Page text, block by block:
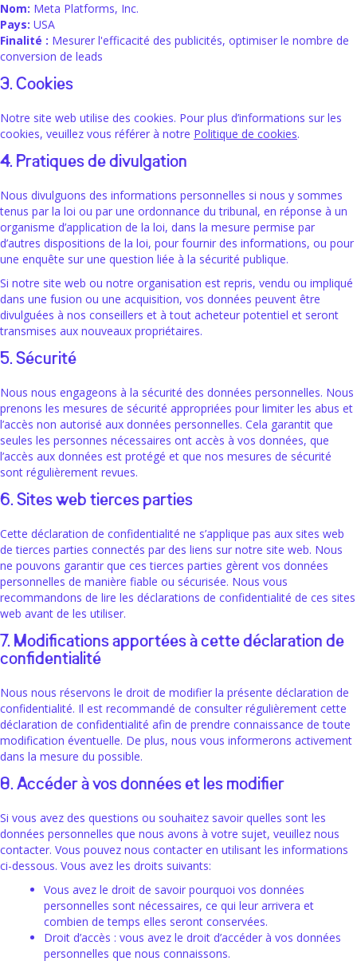
Nom: Meta Platforms, Inc.
Pays: USA
Finalité : Mesurer l'efficacité des publicités, optimiser le nombre de
conversion de leads
3. Cookies
Notre site web utilise des cookies. Pour plus d’informations sur les
cookies, veuillez vous référer à notre Politique de cookies.
4. Pratiques de divulgation
Nous divulguons des informations personnelles si nous y sommes
tenus par la loi ou par une ordonnance du tribunal, en réponse à un
organisme d’application de la loi, dans la mesure permise par
d’autres dispositions de la loi, pour fournir des informations, ou pour
une enquête sur une question liée à la sécurité publique.
Si notre site web ou notre organisation est repris, vendu ou impliqué
dans une fusion ou une acquisition, vos données peuvent être
divulguées à nos conseillers et à tout acheteur potentiel et seront
transmises aux nouveaux propriétaires.
5. Sécurité
Nous nous engageons à la sécurité des données personnelles. Nous
prenons les mesures de sécurité appropriées pour limiter les abus et
l’accès non autorisé aux données personnelles. Cela garantit que
seules les personnes nécessaires ont accès à vos données, que
l’accès aux données est protégé et que nos mesures de sécurité
sont régulièrement revues.
6. Sites web tierces parties
Cette déclaration de confidentialité ne s’applique pas aux sites web
de tierces parties connectés par des liens sur notre site web. Nous
ne pouvons garantir que ces tierces parties gèrent vos données
personnelles de manière fiable ou sécurisée. Nous vous
recommandons de lire les déclarations de confidentialité de ces sites
web avant de les utiliser.
7. Modifications apportées à cette déclaration de
confidentialité
Nous nous réservons le droit de modifier la présente déclaration de
confidentialité. Il est recommandé de consulter régulièrement cette
déclaration de confidentialité afin de prendre connaissance de toute
modification éventuelle. De plus, nous vous informerons activement
dans la mesure du possible.
8. Accéder à vos données et les modifier
Si vous avez des questions ou souhaitez savoir quelles sont les
données personnelles que nous avons à votre sujet, veuillez nous
contacter. Vous pouvez nous contacter en utilisant les informations
ci-dessous. Vous avez les droits suivants:
Vous avez le droit de savoir pourquoi vos données
personnelles sont nécessaires, ce qui leur arrivera et
combien de temps elles seront conservées.
Droit d’accès : vous avez le droit d’accéder à vos données
personnelles que nous connaissons.